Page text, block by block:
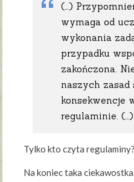
(…)
wymaga od
wykonania
przypadku
zakończona.
naszych zasad
konsekwencje
regulaminie. (…)
Tylko kto czyta regulaminy?
Na koniec taka